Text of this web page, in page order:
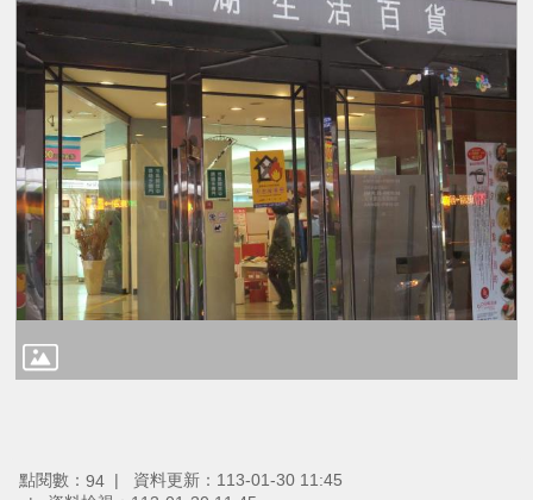
點閱數： 94
資料更新：113-01-30 11:45